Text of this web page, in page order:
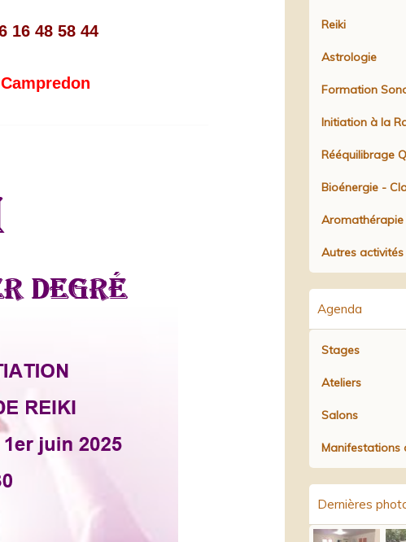
16 48 58 44
Reiki
Astrologie
Formation
Initiation à la
Rééquilibrage
Bioénergie -
Aromathérapie
Autres activités
Agenda
Stages
Ateliers
Salons
Manifestations
Dernières